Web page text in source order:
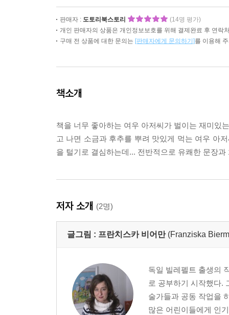
판매자 : 도토리북스토리
(14명 평가)
개인 판매자의 상품은 개인정보보호를 위해 결제완료 후 연락
구매 전 상품에 대한 문의는 [판매자에게 문의하기]를 이용해
책소개
책을 너무 좋아하는 여우 아저씨가 벌이는 재미있
고 나면 소금과 후추를 뿌려 맛있게 먹는 여우 아
을 털기로 결심하는데... 전반적으로 유쾌한 문장
저자 소개 (2명)
글그림 : 프란치스카 비어만 (Franziska
독일 빌레펠트 출생의
로 공부하기 시작했다.
술가들과 공동 작업을
많은 어린이들에게 인